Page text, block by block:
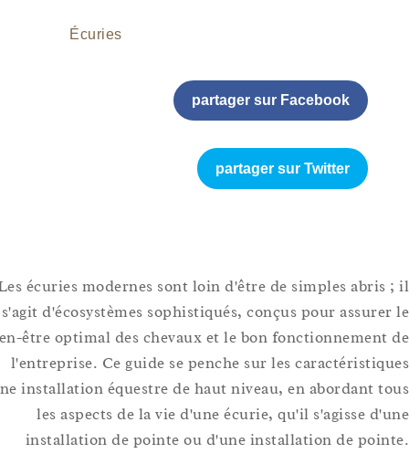
Écuries
partager sur Facebook
partager sur Twitter
Les écuries modernes sont loin d'être de simples
s'agit d'écosystèmes sophistiqués, conçus pour
bien-être optimal des chevaux et le bon
l'entreprise. Ce guide se penche sur les
d'une installation équestre de haut niveau, en abordant
les aspects de la vie d'une écurie, qu'il s'agisse
installation de pointe ou d'une installation de